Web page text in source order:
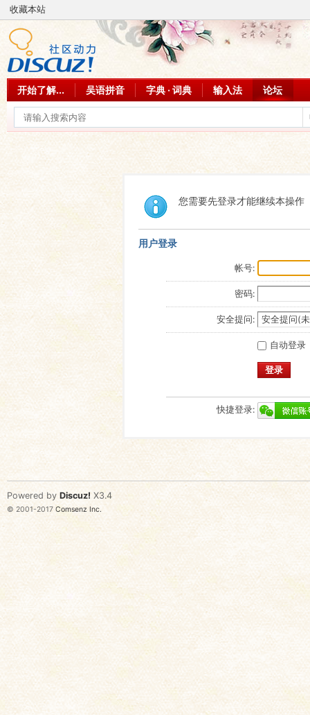
收藏本站
开始了解... 吴语拼音 字典 · 词典 输入法 论坛
您需要先登录才能继续本操作
用户登录
帐号:
密码:
安全提问:
自动登录
登录
快捷登录:
Powered by Discuz! X3.4
© 2001-2017 Comsenz Inc.